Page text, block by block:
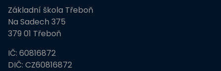
Základní škola Třeboň
Na Sadech 375
379 01 Třeboň
IČ: 60816872
DIČ: CZ60816872